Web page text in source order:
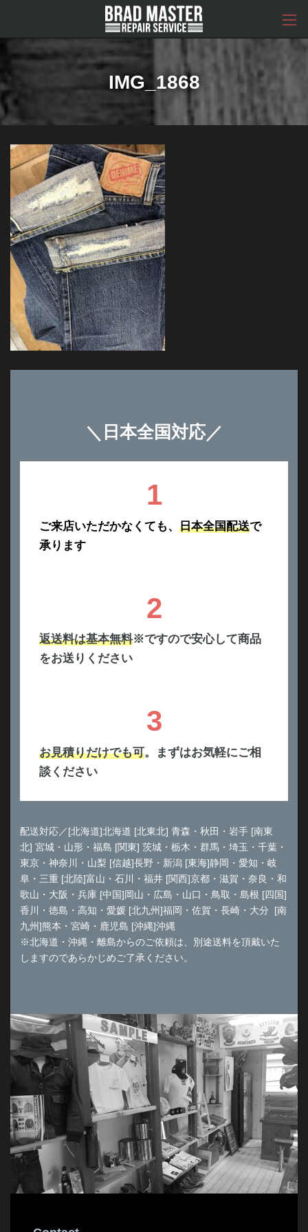
ン
キ
ッ
プ
ー
に
移
動
IMG_1868
＼ 日本全国対応／
1
ご来店いただかなくても、 日本全国配送で
承ります
2
返送料は基本無料※ですので安心して商品
をお送りください
3
お見積りだけでも可。まずはお気軽にご相
談ください
配送対応／[北海道]北海道 [北東北] 青森・秋田・岩手 [南東
北] 宮城・山形・福島 [関東] 茨城・栃木・群馬・埼玉・千葉・
東京・神奈川・山梨 [信越]長野・新潟 [東海]静岡・愛知・岐
阜・三重 [北陸]富山・石川・福井 [関西]京都・滋賀・奈良・和
歌山・大阪・兵庫 [中国]岡山・広島・山口・鳥取・島根 [四国]
香川・徳島・高知・愛媛 [北九州]福岡・佐賀・長崎・大分 [南
九州]熊本・宮崎・鹿児島 [沖縄]沖縄
※北海道・沖縄・離島からのご依頼は、別途送料を頂戴いた
しますのであらかじめご了承ください。